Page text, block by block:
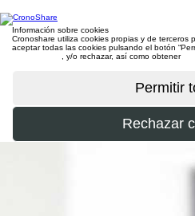
Información sobre cookies
Cronoshare utiliza cookies propias y de terceros
aceptar todas las cookies pulsando el botón
, y/o rechazar, así como obtener